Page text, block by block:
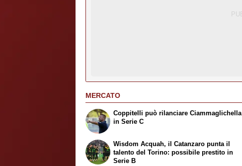
MERCATO
Coppitelli può rilanciare Ciammaglichella
in Serie C
Wisdom Acquah, il Catanzaro punta il
talento del Torino: possibile prestito in
Serie B